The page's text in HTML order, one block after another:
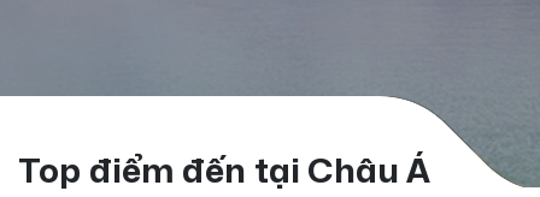
Top điểm đến tại Châu Á